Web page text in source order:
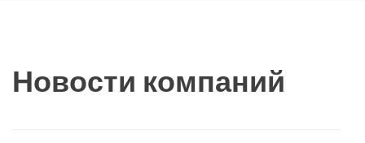
Новости компаний